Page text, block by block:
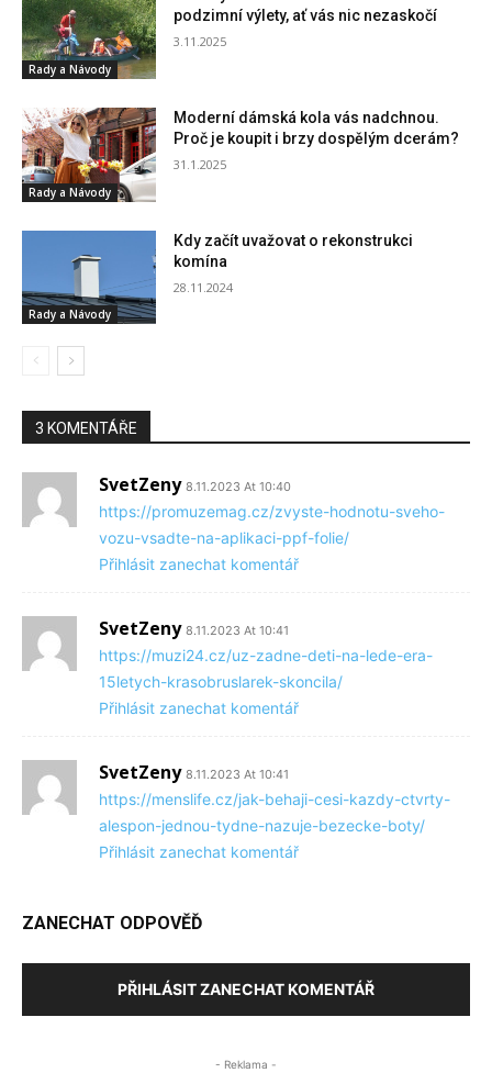
Rady a Návody
podzimní výlety, ať vás nic nezaskočí
3.11.2025
Rady a Návody
Moderní dámská kola vás nadchnou.
Proč je koupit i brzy dospělým dcerám?
31.1.2025
Rady a Návody
Kdy začít uvažovat o rekonstrukci
komína
28.11.2024
3 KOMENTÁŘE
SvetZeny 8.11.2023 At 10:40
https://promuzemag.cz/zvyste-hodnotu-sveho-
vozu-vsadte-na-aplikaci-ppf-folie/
Přihlásit zanechat komentář
SvetZeny 8.11.2023 At 10:41
https://muzi24.cz/uz-zadne-deti-na-lede-era-
15letych-krasobruslarek-skoncila/
Přihlásit zanechat komentář
SvetZeny 8.11.2023 At 10:41
https://menslife.cz/jak-behaji-cesi-kazdy-ctvrty-
alespon-jednou-tydne-nazuje-bezecke-boty/
Přihlásit zanechat komentář
ZANECHAT ODPOVĚĎ
PŘIHLÁSIT ZANECHAT KOMENTÁŘ
- Reklama -